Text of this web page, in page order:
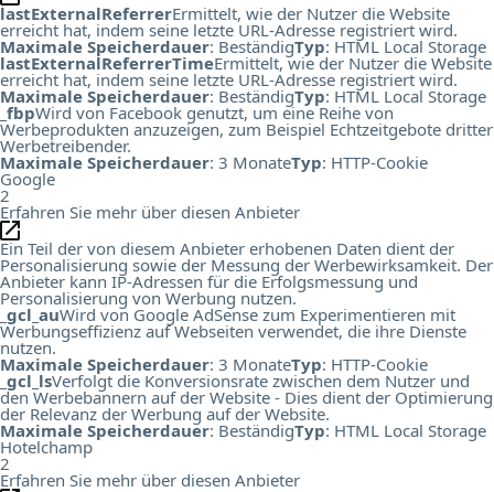
lastExternalReferrerErmittelt, wie der Nutzer die Website
erreicht hat, indem seine letzte URL-Adresse registriert wird.
Maximale Speicherdauer: BeständigTyp: HTML Local Storage
lastExternalReferrerTimeErmittelt, wie der Nutzer die Website
erreicht hat, indem seine letzte URL-Adresse registriert wird.
Maximale Speicherdauer: BeständigTyp: HTML Local Storage
_fbpWird von Facebook genutzt, um eine Reihe von
Werbeprodukten anzuzeigen, zum Beispiel Echtzeitgebote dritter
Werbetreibender.
Maximale Speicherdauer: 3 MonateTyp: HTTP-Cookie
Google
2
Erfahren Sie mehr über diesen Anbieter
Ein Teil der von diesem Anbieter erhobenen Daten dient der
Personalisierung sowie der Messung der Werbewirksamkeit. Der
Anbieter kann IP-Adressen für die Erfolgsmessung und
Personalisierung von Werbung nutzen.
_gcl_auWird von Google AdSense zum Experimentieren mit
Werbungseffizienz auf Webseiten verwendet, die ihre Dienste
nutzen.
Maximale Speicherdauer: 3 MonateTyp: HTTP-Cookie
_gcl_lsVerfolgt die Konversionsrate zwischen dem Nutzer und
den Werbebannern auf der Website - Dies dient der Optimierung
der Relevanz der Werbung auf der Website.
Maximale Speicherdauer: BeständigTyp: HTML Local Storage
Hotelchamp
2
Erfahren Sie mehr über diesen Anbieter